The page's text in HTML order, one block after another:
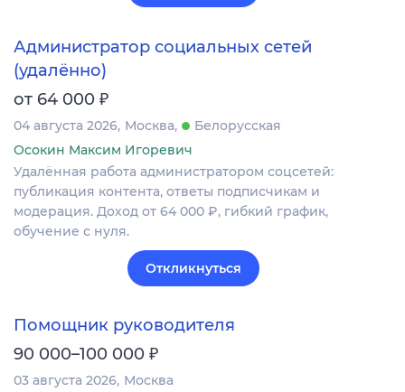
Администратор социальных сетей
(удалённо)
от 64 000 ₽
04 августа 2026 Москва
Белорусская
Осокин Максим Игоревич
Удалённая работа администратором соцсетей:
публикация контента, ответы подписчикам и
модерация. Доход от 64 000 ₽, гибкий график,
обучение с нуля.
Откликнуться
Помощник руководителя
90 000–100 000 ₽
03 августа 2026 Москва